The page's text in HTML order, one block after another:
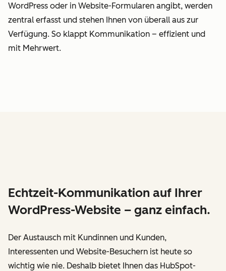
WordPress oder in Website-Formularen angibt, werden
zentral erfasst und stehen Ihnen von überall aus zur
Verfügung. So klappt Kommunikation – effizient und
mit Mehrwert.
Echtzeit-Kommunikation auf Ihrer
WordPress-Website – ganz einfach.
Der Austausch mit Kundinnen und Kunden,
Interessenten und Website-Besuchern ist heute so
wichtig wie nie. Deshalb bietet Ihnen das HubSpot-